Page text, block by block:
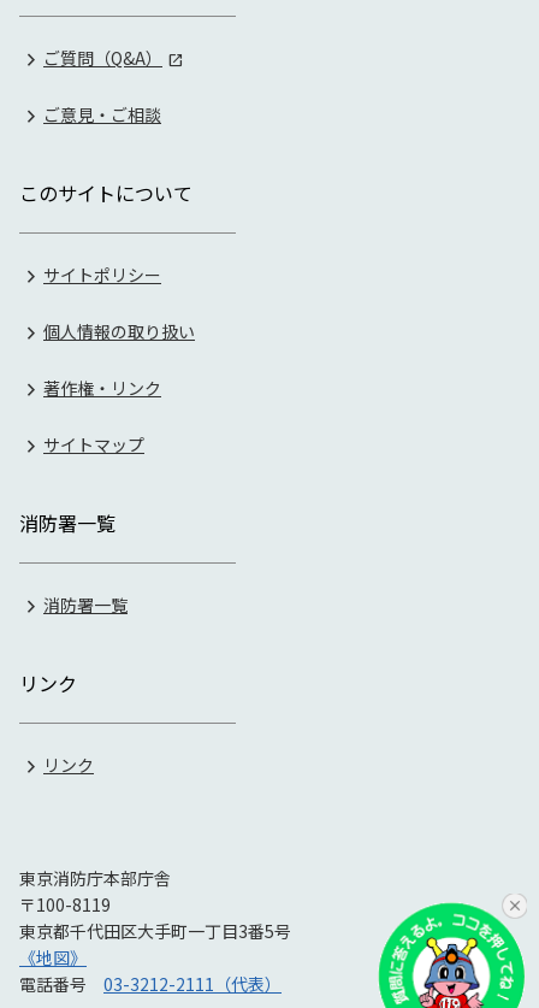
ご質問（Q&A）
ご意見・ご相談
このサイトについて
サイトポリシー
個人情報の取り扱い
著作権・リンク
サイトマップ
消防署一覧
消防署一覧
リンク
リンク
東京消防庁本部庁舎
〒100-8119
東京都千代田区大手町一丁目3番5号
《地図》
電話番号 03-3212-2111（代表）